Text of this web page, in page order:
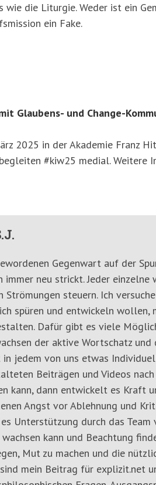
die Liturgie. Weder ist ein
ein Fake.
Glaubens- und Change-
2025 in der Akademie Franz
#kiw25 medial. Weitere
Gegenwart auf der
immer neu strickt. Jeder
Strömungen steuern. Ich
spüren und entwickeln
Dafür gibt es viele
der aktive Wortschatz
in jedem von uns etwas
Beiträgen und Videos nach
kann, dann entwickelt es Kraft
Angst vor Ablehnung und
Unterstützung durch das Team
kann und Beachtung
Mut zu machen und die
mein Beitrag für explizit.net